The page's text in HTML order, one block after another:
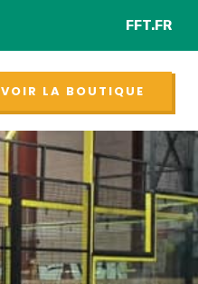
NOUVEAU
FFT.FR
VOIR LA BOUTIQUE